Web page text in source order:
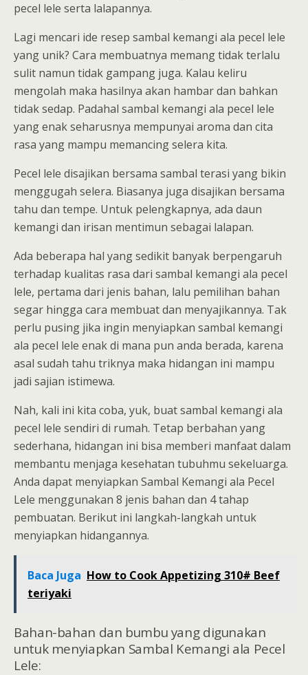
pecel lele serta lalapannya.
Lagi mencari ide resep sambal kemangi ala pecel lele
yang unik? Cara membuatnya memang tidak terlalu
sulit namun tidak gampang juga. Kalau keliru
mengolah maka hasilnya akan hambar dan bahkan
tidak sedap. Padahal sambal kemangi ala pecel lele
yang enak seharusnya mempunyai aroma dan cita
rasa yang mampu memancing selera kita.
Pecel lele disajikan bersama sambal terasi yang bikin
menggugah selera. Biasanya juga disajikan bersama
tahu dan tempe. Untuk pelengkapnya, ada daun
kemangi dan irisan mentimun sebagai lalapan.
Ada beberapa hal yang sedikit banyak berpengaruh
terhadap kualitas rasa dari sambal kemangi ala pecel
lele, pertama dari jenis bahan, lalu pemilihan bahan
segar hingga cara membuat dan menyajikannya. Tak
perlu pusing jika ingin menyiapkan sambal kemangi
ala pecel lele enak di mana pun anda berada, karena
asal sudah tahu triknya maka hidangan ini mampu
jadi sajian istimewa.
Nah, kali ini kita coba, yuk, buat sambal kemangi ala
pecel lele sendiri di rumah. Tetap berbahan yang
sederhana, hidangan ini bisa memberi manfaat dalam
membantu menjaga kesehatan tubuhmu sekeluarga.
Anda dapat menyiapkan Sambal Kemangi ala Pecel
Lele menggunakan 8 jenis bahan dan 4 tahap
pembuatan. Berikut ini langkah-langkah untuk
menyiapkan hidangannya.
Baca Juga How to Cook Appetizing 310# Beef
teriyaki
Bahan-bahan dan bumbu yang digunakan
untuk menyiapkan Sambal Kemangi ala Pecel
Lele: